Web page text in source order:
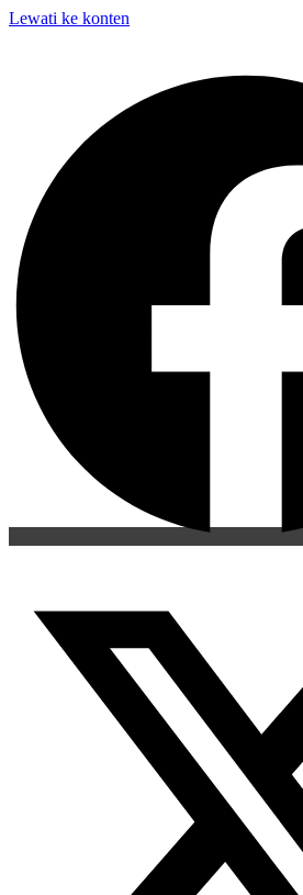
Lewati ke konten